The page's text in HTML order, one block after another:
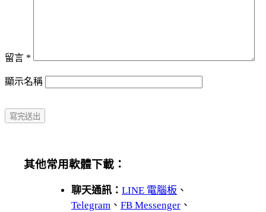
留言 *
顯示名稱
其他常用軟體下載：
聊天通訊： LINE 電腦板 、
Telegram 、 FB Messenger 、